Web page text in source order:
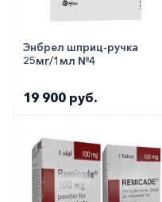
Энбрел шприц-ручка
25мг/1мл №4
19 900 руб.